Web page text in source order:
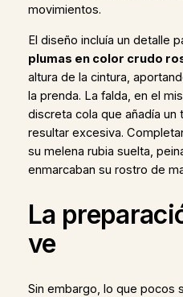
movimientos.
El diseño incluía un detalle
plumas en color crudo
altura de la cintura,
la prenda. La falda, en el
discreta cola que añadía
resultar excesiva.
su melena rubia suelta,
enmarcaban su rostro de
La
ve
Sin embargo, lo que pocos